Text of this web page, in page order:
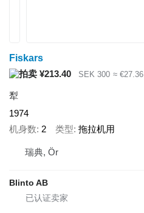
Fiskars
¥213.40
SEK 300 ≈ €27.36
犁
1974
机身数 2 类型 拖拉机用
瑞典, Ör
Blinto AB